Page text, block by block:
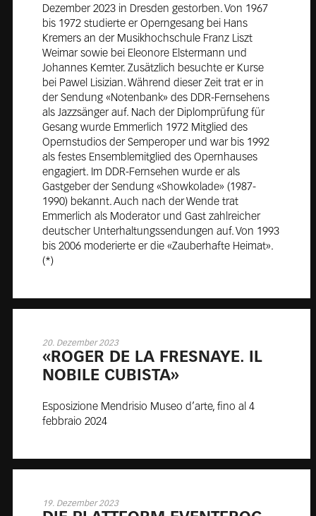
Dezember 2023 in Dresden gestorben. Von 1967
bis 1972 studierte er Operngesang bei Hans
Kremers an der Musikhochschule Franz Liszt
Weimar sowie bei Eleonore Elstermann und
Johannes Kemter. Zusätzlich besuchte er Kurse
bei Pawel Lisizian. Während dieser Zeit trat er in
der Sendung «Notenbank» des DDR-Fernsehens
als Jazzsänger auf. Nach der Diplomprüfung für
Gesang wurde Emmerlich 1972 Mitglied des
Opernstudios der Semperoper und war bis 1992
als festes Ensemblemitglied des Opernhauses
engagiert. Im DDR-Fernsehen wurde er als
Gastgeber der Sendung «Showkolade» (1987-
1990) bekannt. Auch nach der Wende trat
Emmerlich als Moderator und Gast zahlreicher
deutscher Unterhaltungssendungen auf. Von 1993
bis 2006 moderierte er die «Zauberhafte Heimat».
(*)
20. Dezember 2023
«RO­GER DE LA FRES­NAYE. IL
NO­BILE CU­BISTA»
Esposizione Mendrisio Museo d’arte, fino al 4
febbraio 2024
19. Dezember 2023